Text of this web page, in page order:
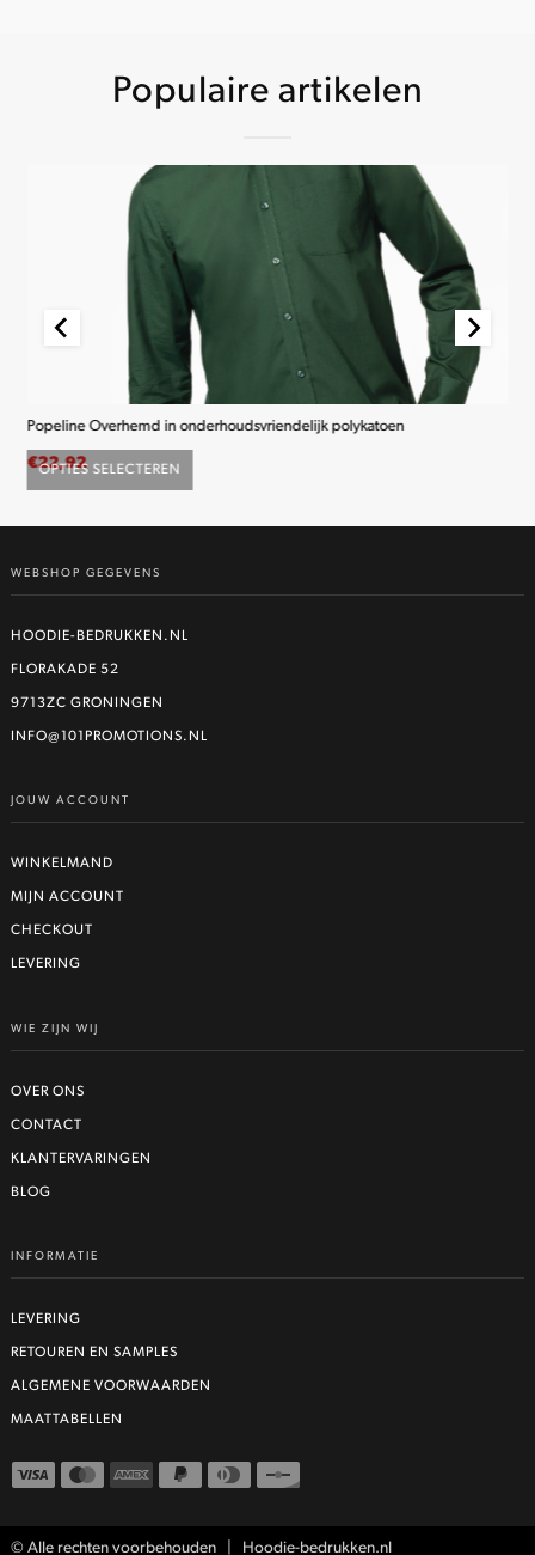
Populaire artikelen
OPTIES SELECTEREN
product
meerdere
Deze
optie
gekozen
worden
Popeline Overhemd in onderhoudsvriendelijk polykatoen
€22,92
WEBSHOP GEGEVENS
HOODIE-BEDRUKKEN.NL
FLORAKADE 52
9713ZC GRONINGEN
INFO@101PROMOTIONS.NL
JOUW ACCOUNT
WINKELMAND
MIJN ACCOUNT
CHECKOUT
LEVERING
WIE ZIJN WIJ
OVER ONS
CONTACT
KLANTERVARINGEN
BLOG
INFORMATIE
LEVERING
RETOUREN EN SAMPLES
ALGEMENE VOORWAARDEN
MAATTABELLEN
© Alle rechten voorbehouden | Hoodie-bedrukken.nl